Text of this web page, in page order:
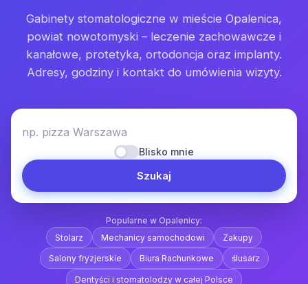
Gabinety stomatologiczne w mieście Opalenica,
powiat nowotomyski – leczenie zachowawcze i
kanałowe, protetyka, ortodoncja oraz implanty.
Adresy, godziny i kontakt do umówienia wizyty.
np. pizza Warszawa
Blisko mnie
Szukaj
Popularne w Opalenicy:
Stolarz
Mechanicy samochodowi Zakupy
Salony fryzjerskie Biura Rachunkowe ślusarz
Dentyści i stomatolodzy w całej Polsce